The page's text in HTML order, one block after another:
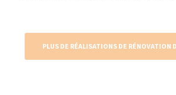
PLUS DE RÉALISATIONS DE RÉNOVATION